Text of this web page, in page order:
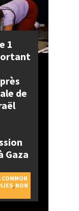
1
de
Gaza
COMMON
, NON